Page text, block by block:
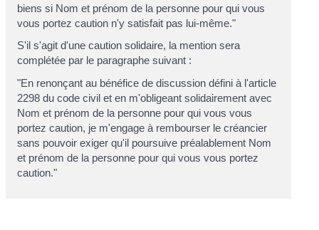
biens si Nom et prénom de la personne pour qui vous
vous portez caution n'y satisfait pas lui-même."
S'il s'agit d'une caution solidaire, la mention sera
complétée par le paragraphe suivant :
"En renonçant au bénéfice de discussion défini à l'article
2298 du code civil et en m'obligeant solidairement avec
Nom et prénom de la personne pour qui vous vous
portez caution, je m'engage à rembourser le créancier
sans pouvoir exiger qu'il poursuive préalablement Nom
et prénom de la personne pour qui vous vous portez
caution."